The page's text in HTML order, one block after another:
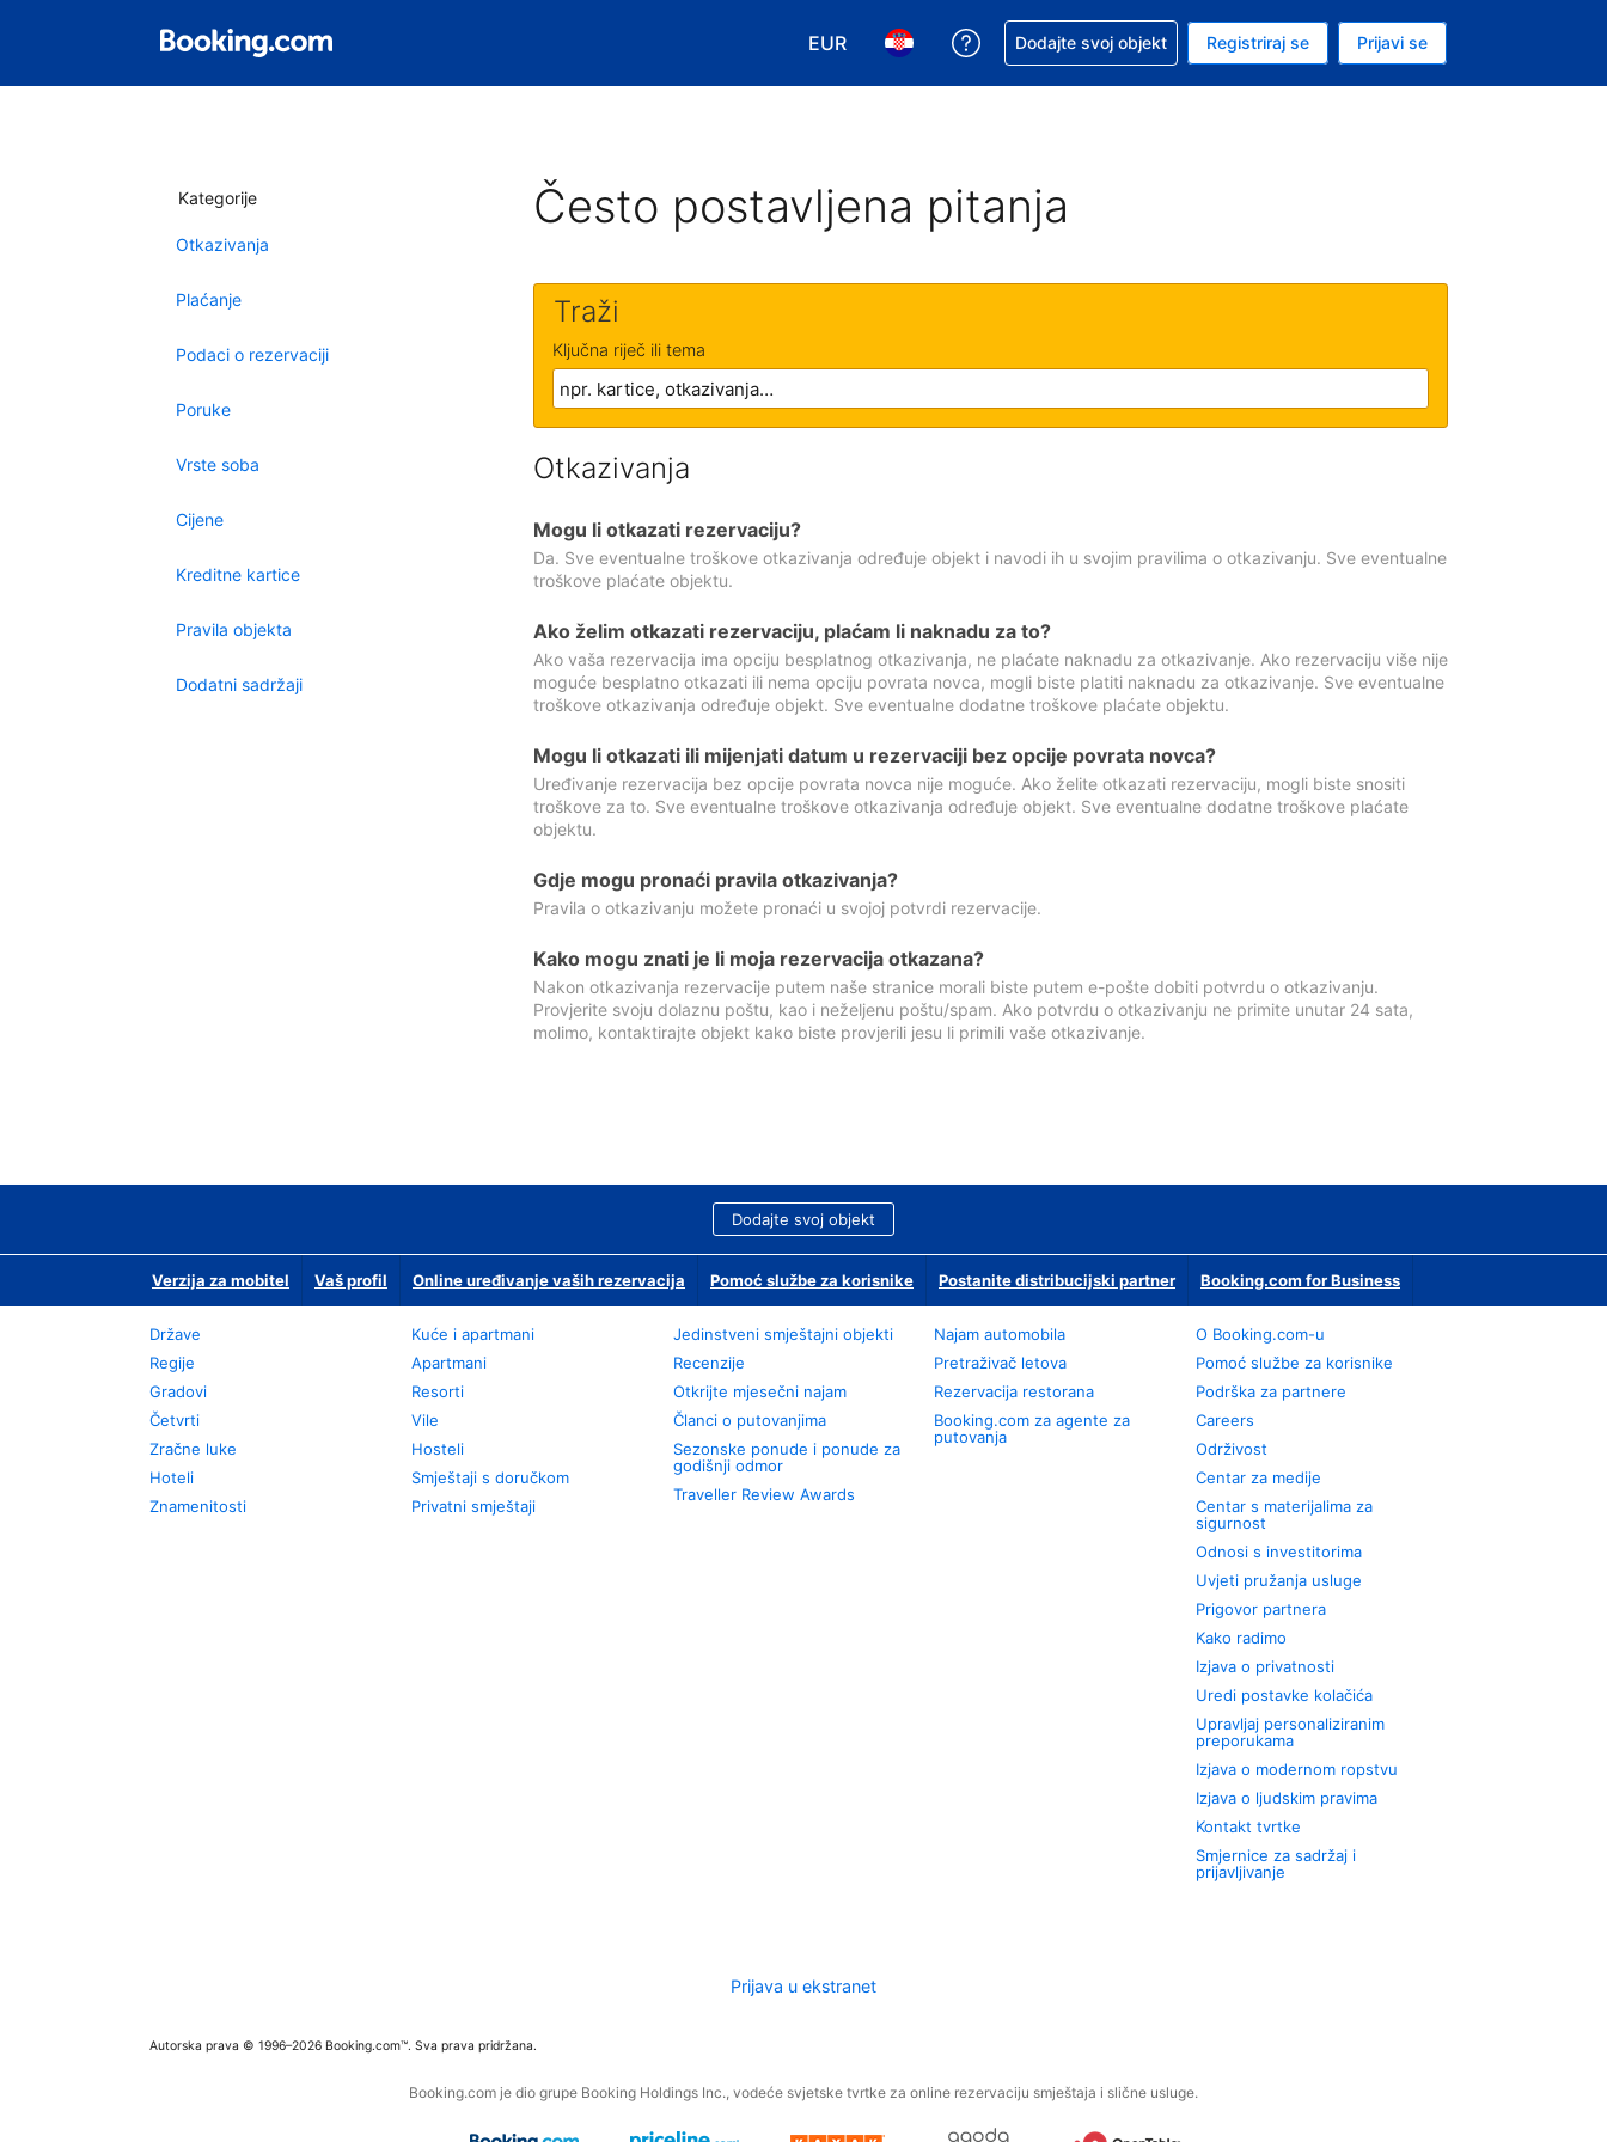
EUR
Odaberite valutu. Vaša je trenutačna valuta EUR
Odaberite svoj jezik. Vaš je trenutačni jezik Hrvatskom
Zatražite pomoć sa svojom rezervacijom
Dodajte svoj objekt Registriraj se Prijavi se
Kategorije
Otkazivanja
Plaćanje
Podaci o rezervaciji
Poruke
Vrste soba
Cijene
Kreditne kartice
Pravila objekta
Dodatni sadržaji
Često postavljena pitanja
Traži
Ključna riječ ili tema
Otkazivanja
Mogu li otkazati rezervaciju?
Da. Sve eventualne troškove otkazivanja određuje objekt i navodi ih u svojim pravilima o otkazivanju. Sve eventualne
troškove plaćate objektu.
Ako želim otkazati rezervaciju, plaćam li naknadu za to?
Ako vaša rezervacija ima opciju besplatnog otkazivanja, ne plaćate naknadu za otkazivanje. Ako rezervaciju više nije
moguće besplatno otkazati ili nema opciju povrata novca, mogli biste platiti naknadu za otkazivanje. Sve eventualne
troškove otkazivanja određuje objekt. Sve eventualne dodatne troškove plaćate objektu.
Mogu li otkazati ili mijenjati datum u rezervaciji bez opcije povrata novca?
Uređivanje rezervacija bez opcije povrata novca nije moguće. Ako želite otkazati rezervaciju, mogli biste snositi
troškove za to. Sve eventualne troškove otkazivanja određuje objekt. Sve eventualne dodatne troškove plaćate
objektu.
Gdje mogu pronaći pravila otkazivanja?
Pravila o otkazivanju možete pronaći u svojoj potvrdi rezervacije.
Kako mogu znati je li moja rezervacija otkazana?
Nakon otkazivanja rezervacije putem naše stranice morali biste putem e-pošte dobiti potvrdu o otkazivanju.
Provjerite svoju dolaznu poštu, kao i neželjenu poštu/spam. Ako potvrdu o otkazivanju ne primite unutar 24 sata,
molimo, kontaktirajte objekt kako biste provjerili jesu li primili vaše otkazivanje.
Dodajte svoj objekt
Verzija za mobitel Vaš profil Online uređivanje vaših rezervacija Pomoć službe za korisnike Postanite distribucijski partner Booking.com for Business
Države
Regije
Gradovi
Četvrti
Zračne luke
Hoteli
Znamenitosti
Kuće i apartmani
Apartmani
Resorti
Vile
Hosteli
Smještaji s doručkom
Privatni smještaji
Jedinstveni smještajni objekti
Recenzije
Otkrijte mjesečni najam
Članci o putovanjima
Sezonske ponude i ponude za
godišnji odmor
Traveller Review Awards
Najam automobila
Pretraživač letova
Rezervacija restorana
Booking.com za agente za
putovanja
O Booking.com-u
Pomoć službe za korisnike
Podrška za partnere
Careers
Održivost
Centar za medije
Centar s materijalima za
sigurnost
Odnosi s investitorima
Uvjeti pružanja usluge
Prigovor partnera
Kako radimo
Izjava o privatnosti
Uredi postavke kolačića
Upravljaj personaliziranim
preporukama
Izjava o modernom ropstvu
Izjava o ljudskim pravima
Kontakt tvrtke
Smjernice za sadržaj i
prijavljivanje
Prijava u ekstranet
Autorska prava © 1996–2026 Booking.com™. Sva prava pridržana.
Booking.com je dio grupe Booking Holdings Inc., vodeće svjetske tvrtke za online rezervaciju smještaja i slične usluge.